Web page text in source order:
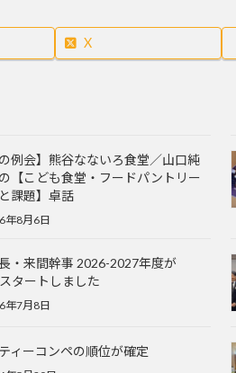
X
の例会】熊谷なないろ食堂／山口純
【こども食堂・フードパントリー
課題】卓話
年8月6日
・来間幹事 2026-2027年度が
タートしました
年7月8日
ィーコンペの順位が確定